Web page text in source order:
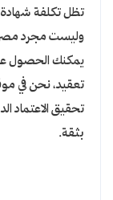
وليست مجرد
تعقيد، نحن في
تحقيق الاعتماد
بثقة.